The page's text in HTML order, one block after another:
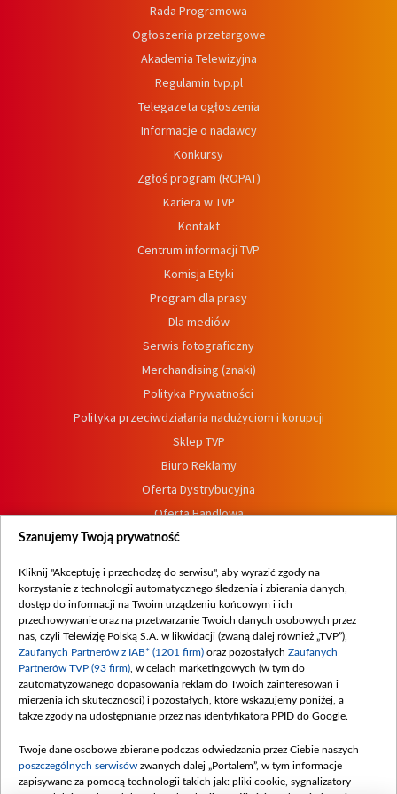
Rada Programowa
Ogłoszenia przetargowe
Akademia Telewizyjna
Regulamin tvp.pl
Telegazeta ogłoszenia
Informacje o nadawcy
Konkursy
Zgłoś program (ROPAT)
Kariera w TVP
Kontakt
Centrum informacji TVP
Komisja Etyki
Program dla prasy
Dla mediów
Serwis fotograficzny
Merchandising (znaki)
Polityka Prywatności
Polityka przeciwdziałania nadużyciom i korupcji
Sklep TVP
Biuro Reklamy
Oferta Dystrybucyjna
Oferta Handlowa
Dostępność
Procedura zgłoszeń wewnętrznych
Szanujemy Twoją prywatność
Kliknij "Akceptuję i przechodzę do serwisu", aby wyrazić zgody na
korzystanie z technologii automatycznego śledzenia i zbierania danych,
dostęp do informacji na Twoim urządzeniu końcowym i ich
przechowywanie oraz na przetwarzanie Twoich danych osobowych przez
nas, czyli Telewizję Polską S.A. w likwidacji (zwaną dalej również „TVP”),
Zaufanych Partnerów z IAB* (1201 firm) oraz pozostałych Zaufanych
Partnerów TVP (93 firm) , w celach marketingowych (w tym do
zautomatyzowanego dopasowania reklam do Twoich zainteresowań i
mierzenia ich skuteczności) i pozostałych, które wskazujemy poniżej, a
także zgody na udostępnianie przez nas identyfikatora PPID do Google.
Twoje dane osobowe zbierane podczas odwiedzania przez Ciebie naszych
poszczególnych serwisów zwanych dalej „Portalem”, w tym informacje
zapisywane za pomocą technologii takich jak: pliki cookie, sygnalizatory